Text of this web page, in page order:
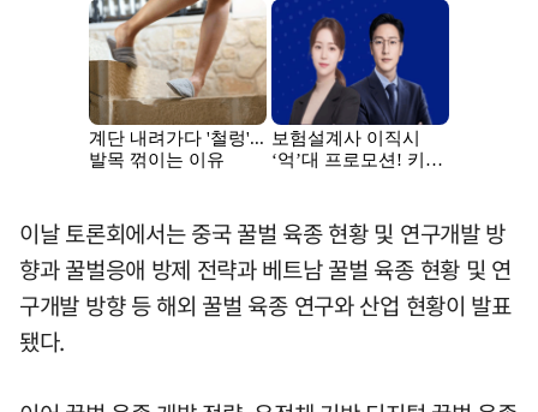
이날 토론회에서는 중국 꿀벌 육종 현황 및 연구개발 방
향과 꿀벌응애 방제 전략과 베트남 꿀벌 육종 현황 및 연
구개발 방향 등 해외 꿀벌 육종 연구와 산업 현황이 발표
됐다.